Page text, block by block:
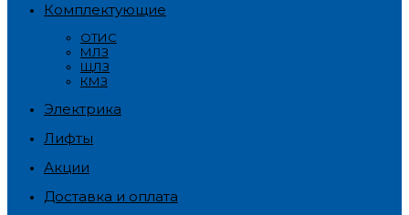
Комплектующие
ОТИС
МЛЗ
ЩЛЗ
КМЗ
Электрика
Лифты
Акции
Доставка и оплата